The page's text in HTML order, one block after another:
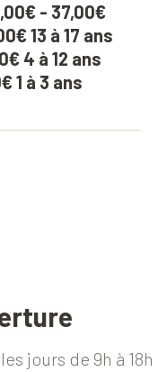
- 37,00€
13 à 17 ans
4 à 12 ans
1 à 3 ans
jours de 9h à 18h